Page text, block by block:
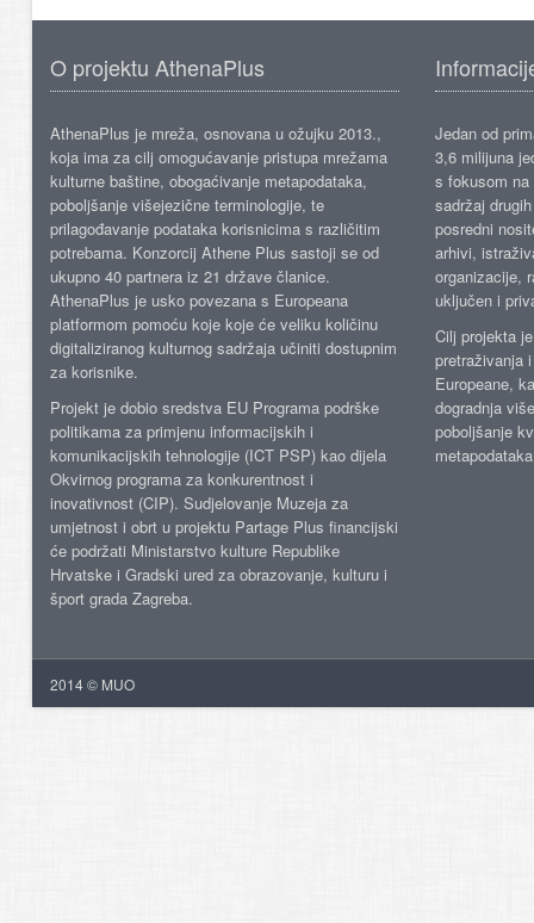
O projektu AthenaPlus
AthenaPlus je mreža, osnovana u ožujku 2013.,
koja ima za cilj omogućavanje pristupa mrežama
kulturne baštine, obogaćivanje metapodataka,
poboljšanje višejezične terminologije, te
prilagođavanje podataka korisnicima s različitim
potrebama. Konzorcij Athene Plus sastoji se od
ukupno 40 partnera iz 21 države članice.
AthenaPlus je usko povezana s Europeana
platformom pomoću koje koje će veliku količinu
digitaliziranog kulturnog sadržaja učiniti dostupnim
za korisnike.
Projekt je dobio sredstva EU Programa podrške
politikama za primjenu informacijskih i
komunikacijskih tehnologije (ICT PSP) kao dijela
Okvirnog programa za konkurentnost i
inovativnost (CIP). Sudjelovanje Muzeja za
umjetnost i obrt u projektu Partage Plus financijski
će podržati Ministarstvo kulture Republike
Hrvatske i Gradski ured za obrazovanje, kulturu i
šport grada Zagreba.
Jedan od
3,6 milijuna
s fokusom
sadržaj
posredni
arhivi,
organizacije,
uključen i
Cilj projekta
pretraživanja
Europeane,
dogradnja
poboljšanje
2014 © MUO